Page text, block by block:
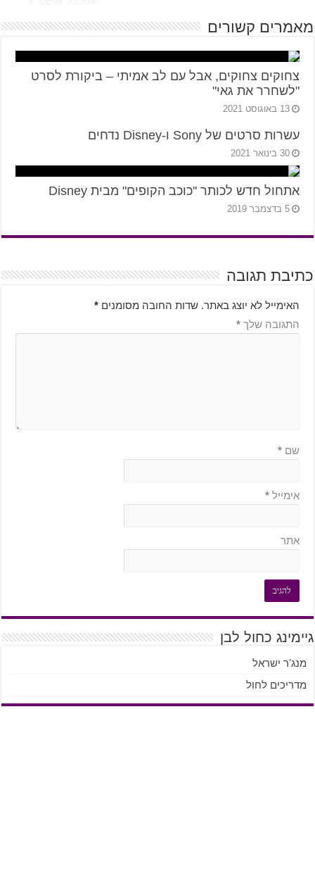
מאמרים קשורים
צחוקים צחוקים, אבל עם לב אמיתי – ביקורת לסרט
"לשחרר את גאי"
13 באוגוסט 2021
עשרות סרטים של Sony ו-Disney נדחים
30 בינואר 2021
אתחול חדש לכותר "כוכב הקופים" מבית Disney
5 בדצמבר 2019
כתיבת תגובה
האימייל לא יוצג באתר. שדות החובה מסומנים *
התגובה שלך *
שם *
אימייל *
אתר
גיימינג כחול לבן
מנג'ר ישראל
מדריכים לחול